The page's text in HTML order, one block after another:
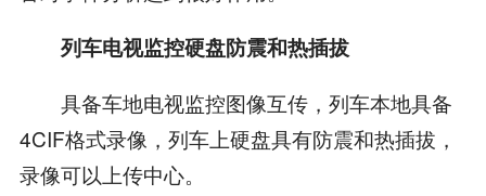
列车电视监控硬盘防震和热插拔
具备车地电视监控图像互传，列车本地具备
4CIF格式录像，列车上硬盘具有防震和热插拔，
录像可以上传中心。